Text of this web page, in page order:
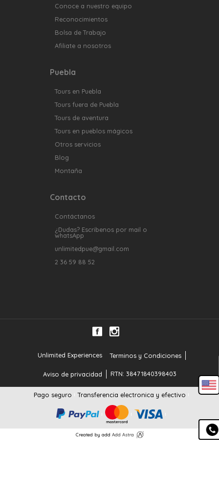
Conoce a nuestro equipo
Reconocimientos
Bolsa de Trabajo
Afiliate a nosotros
Puebla
Tours en Puebla
Tours fuera de Puebla
Tours de aventura
Tours en pueblos mágicos
Otros servicios
Blog
Montaña
Contacto
Contáctanos
¿Dudas? Escribenos por mail o
whatsApp
unlimitedpue@gmail.com
2 36 59 88 52
Unlimited Experiences Terminos y Condiciones
Aviso de privacidad RTN: 38471840398403
Pago seguro Transferencia electronica y efectivo
Created by add Add Astra